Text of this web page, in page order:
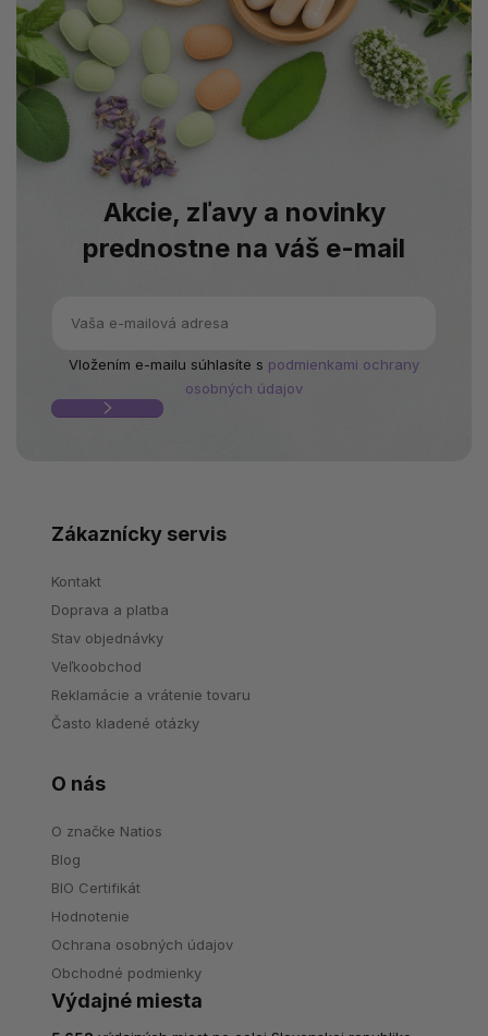
Akcie, zľavy a novinky
prednostne na váš e-mail
Vložením e-mailu súhlasíte s podmienkami ochrany
osobných údajov
Zákaznícky servis
Kontakt
Doprava a platba
Stav objednávky
Veľkoobchod
Reklamácie a vrátenie tovaru
Často kladené otázky
O nás
O značke Natios
Blog
BIO Certifikát
Hodnotenie
Ochrana osobných údajov
Obchodné podmienky
Výdajné miesta